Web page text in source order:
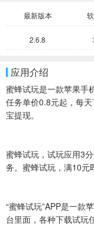
最新版本
2.6.8
应用介绍
蜜蜂试玩是一款苹果手
任务单价0.8元起，每
宝提现。
蜜蜂试玩，试玩应用3
务。蜜蜂试玩，满10元
“蜜蜂试玩”APP是一款
台里面，各种下载试玩